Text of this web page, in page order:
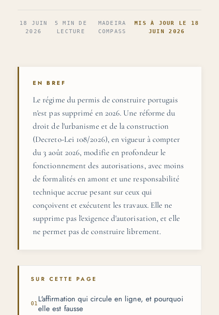
18 JUIN
2026
5 MIN DE
LECTURE
MADEIRA
COMPASS
MIS À JOUR LE 18
JUIN 2026
EN BREF
Le régime du permis de construire portugais
n'est pas supprimé en 2026. Une réforme du
droit de l'urbanisme et de la construction
(Decreto-Lei 108/2026), en vigueur à compter
du 3 août 2026, modifie en profondeur le
fonctionnement des autorisations, avec moins
de formalités en amont et une responsabilité
technique accrue pesant sur ceux qui
conçoivent et exécutent les travaux. Elle ne
supprime pas l'exigence d'autorisation, et elle
ne permet pas de construire librement.
SUR CETTE PAGE
L'affirmation qui circule en ligne, et pourquoi
elle est fausse